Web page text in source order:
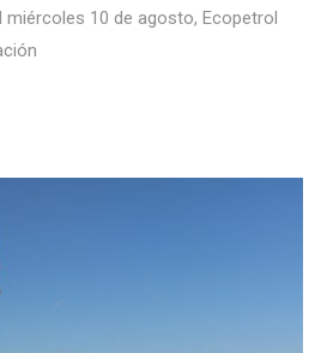
10 de agosto, Ecopetrol